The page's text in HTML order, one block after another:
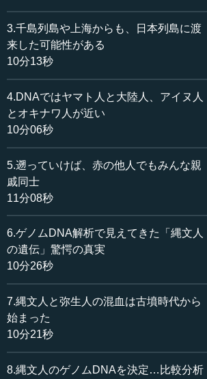
人という二重構造モデルには、1つのあ
スなものであった中に内なる二重構造が
か、と提唱したことについてお話ししま
さて上の図ですが、日本列島は、北海
西諸島のオキナワ人、それからヤマト人
れまで東京周辺の関東地方人としました
人といっても、いろいろな所から通っ
関東地方のヤマト人としました。それに
人々も韓国の研究者からデータをいただ
今回新たに、島根県の出雲大社のある出
調べています。
そうすると、不思議な結果が出てきた
には島根県が含まれる山陰地方は、朝
こうしたDNAの結果が出るまで、私は地
の人は関東の人よりも韓国の人に少し近
思っていました。ところがそうではなか
れは驚きでした。
3.千島列島や上海からも、日本列島に渡
来した可能性がある
10分13秒
4.DNAではヤマト人と大陸人、アイヌ人
とオキナワ人が近い
10分06秒
5.遡っていけば、赤の他人でもみんな親
戚同士
11分08秒
6.ゲノムDNA解析で見えてきた「縄文人
の遺伝」驚愕の真実
10分26秒
7.縄文人と弥生人の混血は古墳時代から
始まった
10分21秒
8.縄文人のゲノムDNAを決定…比較分析